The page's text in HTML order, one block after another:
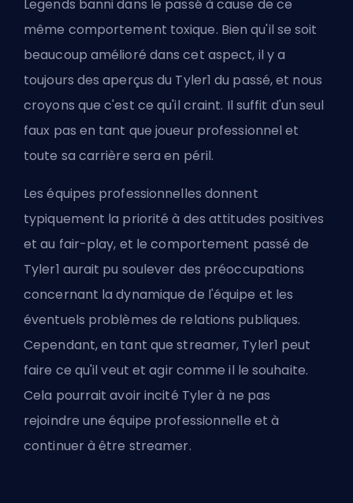
Legends banni dans le passé à cause de ce
même comportement toxique. Bien qu'il se soit
beaucoup amélioré dans cet aspect, il y a
toujours des aperçus du Tyler1 du passé, et nous
croyons que c'est ce qu'il craint. Il suffit d'un seul
faux pas en tant que joueur professionnel et
toute sa carrière sera en péril.
Les équipes professionnelles donnent
typiquement la priorité à des attitudes positives
et au fair-play, et le comportement passé de
Tyler1 aurait pu soulever des préoccupations
concernant la dynamique de l'équipe et les
éventuels problèmes de relations publiques.
Cependant, en tant que streamer, Tyler1 peut
faire ce qu'il veut et agir comme il le souhaite.
Cela pourrait avoir incité Tyler à ne pas
rejoindre une équipe professionnelle et à
continuer à être streamer.